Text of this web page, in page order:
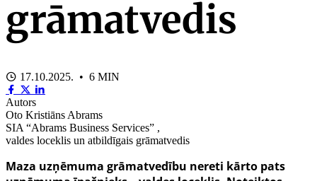
grāmatvedis
17.10.2025. • 6 MIN
Autors
Oto Kristiāns Abrams
SIA “Abrams Business Services” ,
valdes loceklis un atbildīgais grāmatvedis
Maza uzņēmuma grāmatvedību nereti kārto pats